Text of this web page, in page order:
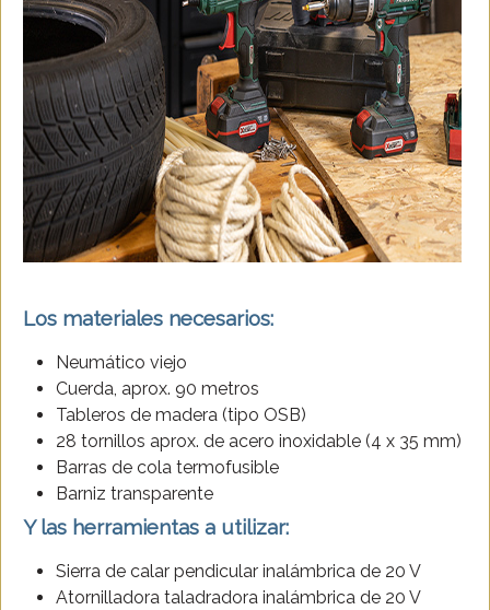
Los materiales necesarios:
Neumático viejo
Cuerda, aprox. 90 metros
Tableros de madera (tipo OSB)
28 tornillos aprox. de acero inoxidable (4 x 35 mm)
Barras de cola termofusible
Barniz transparente
Y las herramientas a utilizar:
Sierra de calar pendicular inalámbrica de 20 V
Atornilladora taladradora inalámbrica de 20 V